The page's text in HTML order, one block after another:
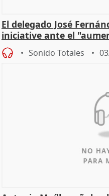
El delegado José
iniciative ante el
hogar en Madri
Sonido Totales